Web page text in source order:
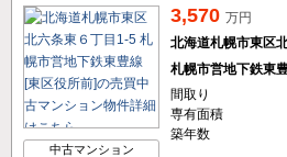
中古マンション
3,570 万円
北海道札幌市東区
札幌市営地下鉄東
間取り
専有面積
築年数